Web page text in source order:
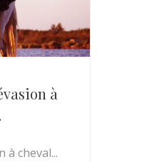
à
à cheval...